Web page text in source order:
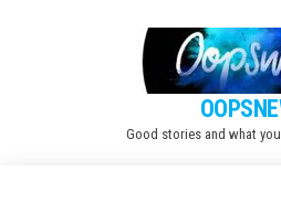
Good stories and what